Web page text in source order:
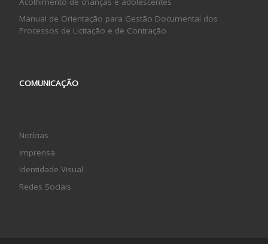
Manual de Orientação para Gestão Documental dos
Processos de Licitação e de Contração
COMUNICAÇÃO
Notícias
Imprensa
Identidade Visual
Redes Sociais